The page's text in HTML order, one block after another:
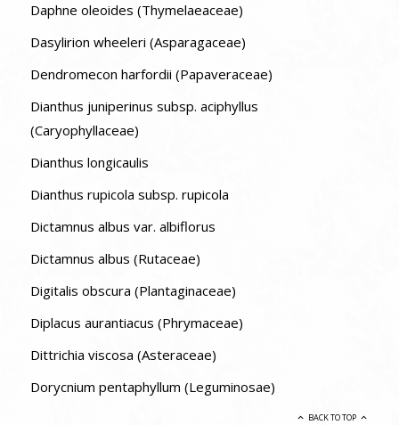
Daphne oleoides (Thymelaeaceae)
Dasylirion wheeleri (Asparagaceae)
Dendromecon harfordii (Papaveraceae)
Dianthus juniperinus subsp. aciphyllus
(Caryophyllaceae)
Dianthus longicaulis
Dianthus rupicola subsp. rupicola
Dictamnus albus var. albiflorus
Dictamnus albus (Rutaceae)
Digitalis obscura (Plantaginaceae)
Diplacus aurantiacus (Phrymaceae)
Dittrichia viscosa (Asteraceae)
Dorycnium pentaphyllum (Leguminosae)
BACK TO TOP